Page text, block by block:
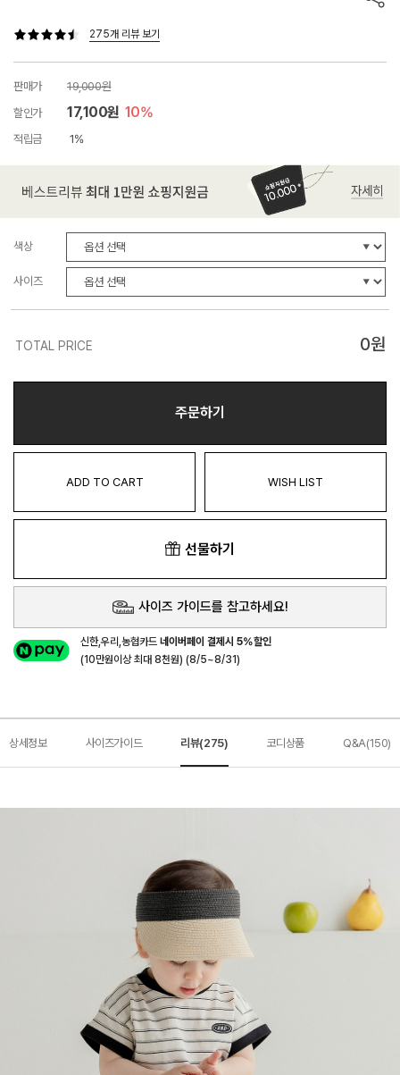
275개 리뷰 보기
판매가
19,000원
할인가
17,100원 10%
적립금 1%
색상
사이즈
TOTAL PRICE 0원
주문하기
ADD TO CART WISH LIST
선물하기
사이즈 가이드를 참고하세요!
신한,우리,농협카드네이버페이 결제시 5%할인
(10만원이상 최대 8천원) (8/5~8/31)
상세정보 사이즈가이드 리뷰(275) 코디상품 Q&A(150)